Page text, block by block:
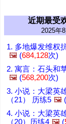
近期最受
2025年
1. 多地爆发维权
🖼️ (684,128次)
2. 寓言：石头和
🖼️ (568,200次)
3. 小说：大梁英
（21） 历练5 🖼️ (
4. 小说：大梁英
（20）历练4 🖼️ (